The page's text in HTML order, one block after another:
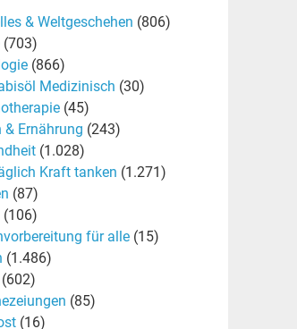
& Weltgeschehen (806)
(703)
(866)
Medizinisch (30)
(45)
& Ernährung (243)
(1.028)
Kraft tanken (1.271)
(87)
(106)
für alle(15)
(1.486)
(85)
(16)